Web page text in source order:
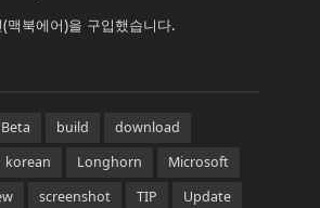
맥북에어)을 구입했습니다.
Beta build
download
korean Longhorn
Microsoft
screenshot TIP
Update